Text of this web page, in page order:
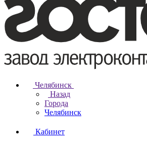
Челябинск
Назад
Города
Челябинск
Кабинет